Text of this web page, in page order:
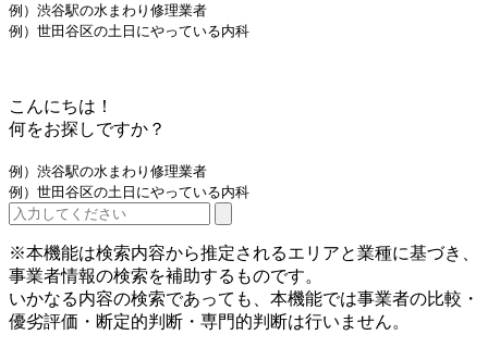
例）渋谷駅の水まわり修理業者
例）世田谷区の土日にやっている内科
こんにちは！
何をお探しですか？
例）渋谷駅の水まわり修理業者
例）世田谷区の土日にやっている内科
※本機能は検索内容から推定されるエリアと業種に基づき、
事業者情報の検索を補助するものです。
いかなる内容の検索であっても、本機能では事業者の比較・
優劣評価・断定的判断・専門的判断は行いません。